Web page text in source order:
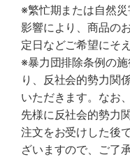
※繁忙期または自然
影響により、商品の
定日などご希望にそ
※暴力団排除条例の
り、反社会的勢力関
いただきます。なお
先様に反社会的勢力
注文をお受けした後
ざいますので、ご了